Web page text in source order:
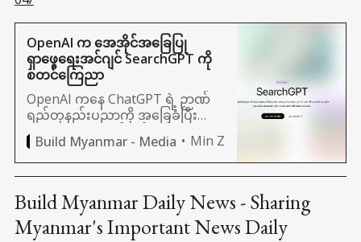
OpenAI က အေအိုင်အခြေပြု
ရှာဖွေရေးအင်ဂျင် SearchGPT ကို
စတင်ကြေညာ
OpenAI ကနေ ChatGPT ရဲ့ ဉာဏ်
ရည်တုနည်းပညာကို အခြေခံပြီး
SearchGPT ထုတ်လုပ်မယ်လို့
ကြေညာလိုက်ပါတယ်။ ရှာဖွေရေး
အင်ဂျင် (Search Engine) ဆိုတာ
Google တို့၊ Microsoft တို့က
ထုတ်ထားတဲ့ Browser အခြေပြု
အင်
Build Myanmar - Media Min Z
Build Myanmar Daily News - Sharing
Myanmar's Important News Daily